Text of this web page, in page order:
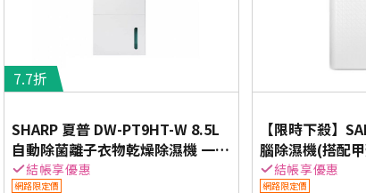
7.7折
SHARP 夏普 DW-PT9HT-W 8.5L
自動除菌離子衣物乾燥除濕機 一級
能效結帳享優惠
網路限定價
【限時下殺】
腦除濕機(搭配
WB512T -
結帳享優惠
網路限定價